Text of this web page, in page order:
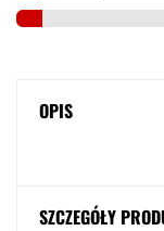
OPIS
SZCZEGÓŁY